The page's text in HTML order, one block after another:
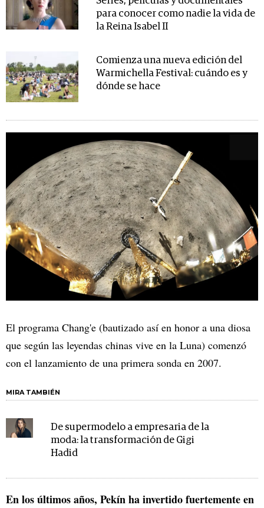
para conocer como nadie la vida de
la Reina Isabel II
Comienza una nueva edición del
Warmichella Festival: cuándo es y
dónde se hace
El programa Chang'e (bautizado así en honor a una diosa
que según las leyendas chinas vive en la Luna) comenzó
con el lanzamiento de una primera sonda en 2007.
MIRA TAMBIÉN
De supermodelo a empresaria de la
moda: la transformación de Gigi
Hadid
En los últimos años, Pekín ha invertido fuertemente en